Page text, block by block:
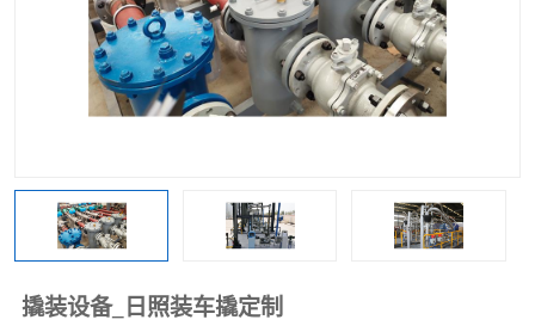
撬装设备_日照装车撬定制